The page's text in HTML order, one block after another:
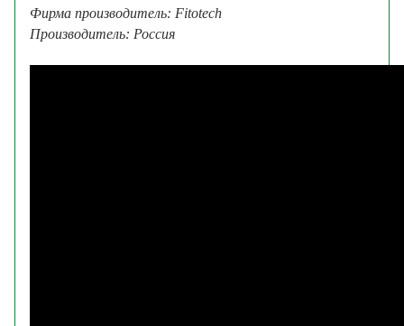
Фирма производитель: Fitotech
Производитель: Россия